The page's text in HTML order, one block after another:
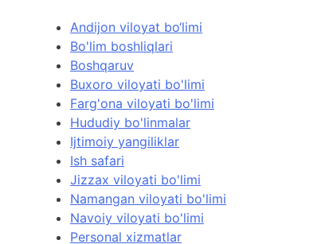
Andijon viloyat bo‘limi
Bo'lim boshliqlari
Boshqaruv
Buxoro viloyati bo'limi
Farg'ona viloyati bo'limi
Hududiy bo'linmalar
Ijtimoiy yangiliklar
Ish safari
Jizzax viloyati bo'limi
Namangan viloyati bo'limi
Navoiy viloyati bo'limi
Personal xizmatlar